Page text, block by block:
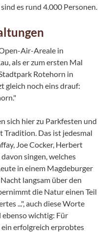
es rund 4.000 Personen.
Air-Areale in
als er zum ersten Mal
Rotehorn in
gleich noch eins drauf:
sich hier zu Parkfesten und
Das ist jedesmal
Joe Cocker, Herbert
singen, welches
in einem Magdeburger
langsam über den
die Natur einen Teil
...", auch diese Worte
wichtig: Für
erfolgreich erprobtes